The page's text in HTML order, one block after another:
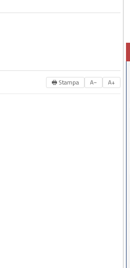
🖶 Stampa A− A+